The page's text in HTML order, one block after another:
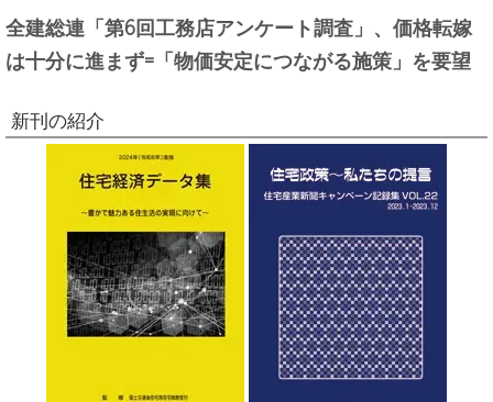
全建総連「第6回工務店アンケート調査」、価格転嫁
は十分に進まず=「物価安定につながる施策」を要望
新刊の紹介